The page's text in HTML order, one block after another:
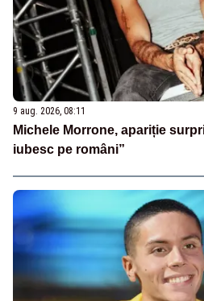
9 aug. 2026, 08:11
Michele Morrone, apariție
iubesc pe români”